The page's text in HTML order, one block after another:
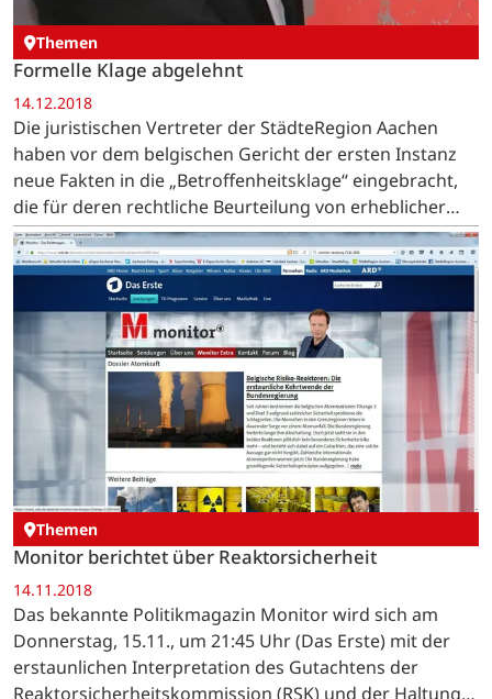
Themen
Formelle Klage abgelehnt
14.12.2018
Die juristischen Vertreter der StädteRegion Aachen
haben vor dem belgischen Gericht der ersten Instanz
neue Fakten in die „Betroffenheitsklage“ eingebracht,
die für deren rechtliche Beurteilung von erheblicher
Bedeutung sind. Es geht um Bröckelbeton, fehlende…
Themen
Monitor berichtet über Reaktorsicherheit
14.11.2018
Das bekannte Politikmagazin Monitor wird sich am
Donnerstag, 15.11., um 21:45 Uhr (Das Erste) mit der
erstaunlichen Interpretation des Gutachtens der
Reaktorsicherheitskommission (RSK) und der Haltung